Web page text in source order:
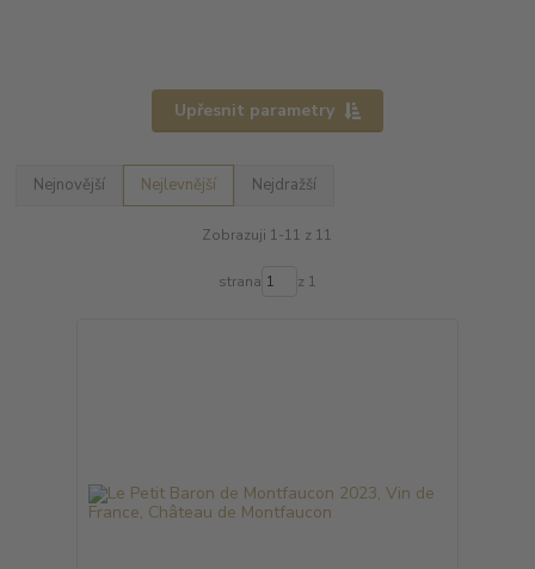
Upřesnit parametry
Nejnovější Nejlevnější Nejdražší
Zobrazuji 1-11 z 11
strana z 1